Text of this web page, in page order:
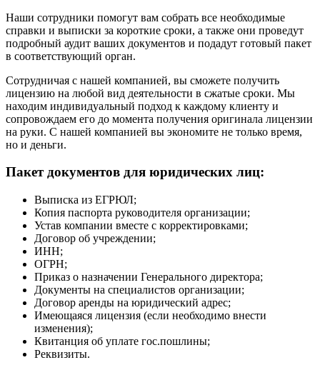
Наши сотрудники помогут вам собрать все необходимые
справки и выписки за короткие сроки, а также они проведут
подробный аудит ваших документов и подадут готовый пакет
в соответствующий орган.
Сотрудничая с нашей компанией, вы сможете получить
лицензию на любой вид деятельности в сжатые сроки. Мы
находим индивидуальный подход к каждому клиенту и
сопровождаем его до момента получения оригинала лицензии
на руки. С нашей компанией вы экономите не только время,
но и деньги.
Пакет документов для юридических лиц:
Выписка из ЕГРЮЛ;
Копия паспорта руководителя организации;
Устав компании вместе с корректировками;
Договор об учреждении;
ИНН;
ОГРН;
Приказ о назначении Генерального директора;
Документы на специалистов организации;
Договор аренды на юридический адрес;
Имеющаяся лицензия (если необходимо внести
изменения);
Квитанция об уплате гос.пошлины;
Реквизиты.